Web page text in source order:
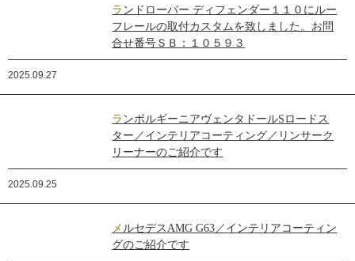
ランドローバー ディフェンダー１１０にルー
フレールの取付カスタムを致しました。お問
合せ番号ＳＢ：１０５９３
2025.09.27
ランボルギーニアヴェンタドールSロードス
ター／インテリアコーティング／リンサーク
リーナーのご紹介です
2025.09.25
メルセデスAMG G63／インテリアコーティン
グのご紹介です